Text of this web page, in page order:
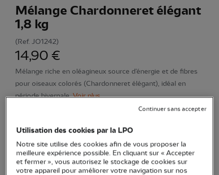
Mélange Chardonneret élégant
1,8 kg
(Ref. JO1242)
14,90 €
Mélange riche en oléagineux source d’énergie et de fibres
pour oiseaux colorés (Chardonneret élégant), idéal en
période hivernale.Voir plus
Quantité
En stock
Utilisation des cookies par la LPO
Notre site utilise des cookies afin de vous proposer la
meilleure expérience possible. En cliquant sur « Accepter
et fermer », vous autorisez le stockage de cookies sur
votre appareil pour améliorer votre navigation sur nos
Continuer sans accepter